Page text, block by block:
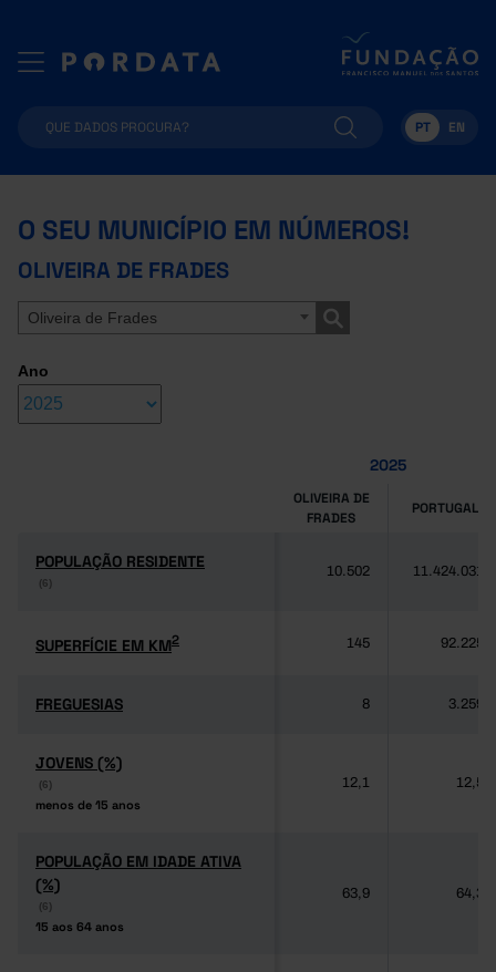
PT EN
O SEU MUNICÍPIO EM NÚMEROS!
OLIVEIRA DE FRADES
Oliveira de Frades
Ano
2025
OLIVEIRA DE
FRADES
PORTUGAL
POPULAÇÃO RESIDENTE
(6)
POPULAÇÃO RESIDENTE
(6)
10.502 11.424.031
SUPERFÍCIE EM KM2
SUPERFÍCIE EM KM2 145 92.225
FREGUESIAS
FREGUESIAS 8 3.259
JOVENS (%)
(6)
menos de 15 anos
JOVENS (%)
(6)
menos de 15 anos
12,1 12,5
POPULAÇÃO EM IDADE ATIVA
(%)
(6)
15 aos 64 anos
POPULAÇÃO EM IDADE ATIVA
(%)
(6)
15 aos 64 anos
63,9 64,3